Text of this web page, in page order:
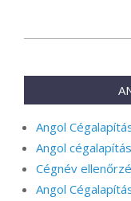
Angol
Angol
Cégnév
Angol